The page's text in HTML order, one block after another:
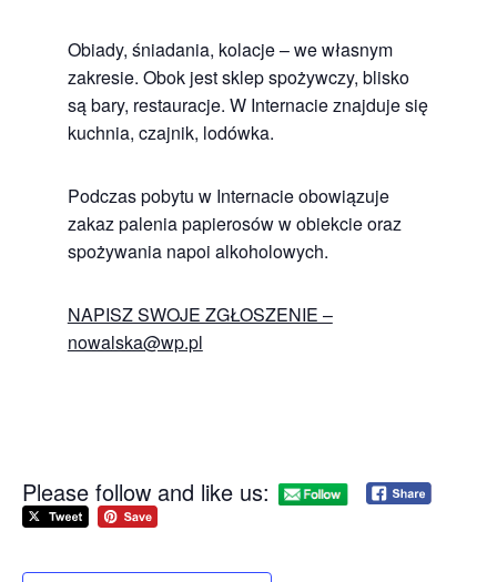
Obiady, śniadania, kolacje – we własnym
zakresie. Obok jest sklep spożywczy, blisko
są bary, restauracje. W Internacie znajduje się
kuchnia, czajnik, lodówka.
Podczas pobytu w Internacie obowiązuje
zakaz palenia papierosów w obiekcie oraz
spożywania napoi alkoholowych.
NAPISZ SWOJE ZGŁOSZENIE –
nowalska@wp.pl
Please follow and like us: